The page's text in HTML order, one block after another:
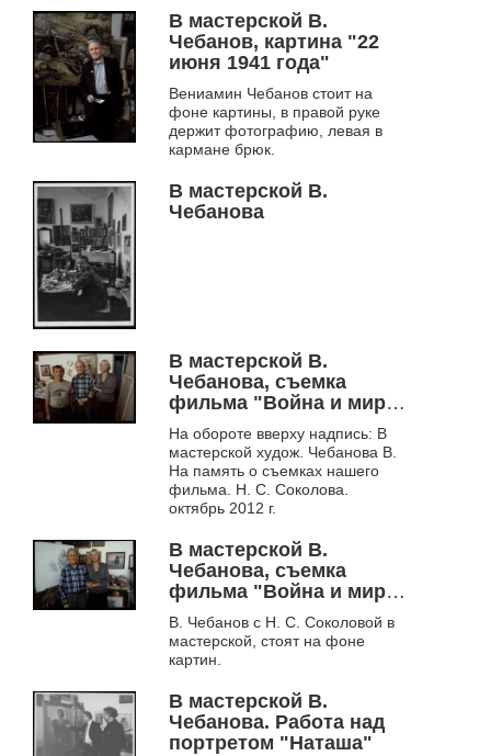
В мастерской В.
Чебанов, картина "22
июня 1941 года"
Вениамин Чебанов стоит на
фоне картины, в правой руке
держит фотографию, левая в
кармане брюк.
В мастерской В.
Чебанова
В мастерской В.
Чебанова, съемка
фильма "Война и мир
Вениамина Чебанова"
режисера Н. С.
Соколова, октябрь 2012
г
На обороте вверху надпись: В
мастерской худож. Чебанова В.
На память о съемках нашего
фильма. Н. С. Соколова.
октябрь 2012 г.
В мастерской В.
Чебанова, съемка
фильма "Война и мир
Вениамина Чебанова"
режисера Н. С.
Соколова, октябрь 2012
В. Чебанов с Н. С. Соколовой в
мастерской, стоят на фоне
картин.
В мастерской В.
Чебанова. Работа над
портретом "Наташа"